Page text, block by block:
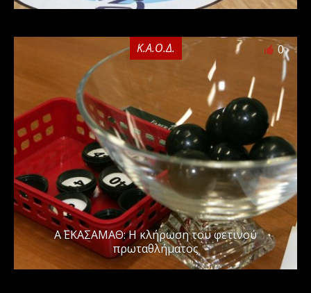
Κ.Α.Ο.Δ. 0
Α΄ ΕΚΑΣΑΜΑΘ: Η κλήρωση του φετινού
πρωταθλήματος